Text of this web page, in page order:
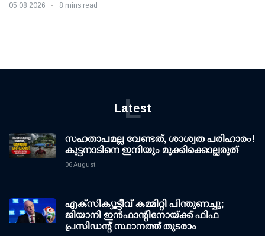
05 08 2026 8 mins read
Latest
L
സഹതാപമല്ല വേണ്ടത്, ശാശ്വത പരിഹാരം!
കുട്ടനാടിനെ ഇനിയും മുക്കിക്കൊല്ലരുത്
06 August
എക്സിക്യൂട്ടീവ് കമ്മിറ്റി പിന്തുണച്ചു;
ജിയാനി ഇന്‍ഫാന്റിനോയ്ക്ക് ഫിഫ
പ്രസിഡന്റ് സ്ഥാനത്ത് തുടരാം